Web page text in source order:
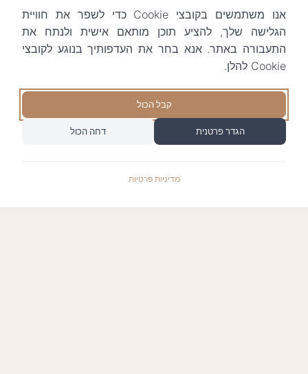
אנו משתמשים בקובצי Cookie כדי לשפר את חוויית
הגלישה שלך, להציע תוכן מותאם אישית ולנתח את
התעבורה באתר. אנא בחר את העדפותיך בנוגע לקובצי
Cookie להלן.
קבל הכול
הגדר פרטנית דחה הכול
מדיניות פרטיות